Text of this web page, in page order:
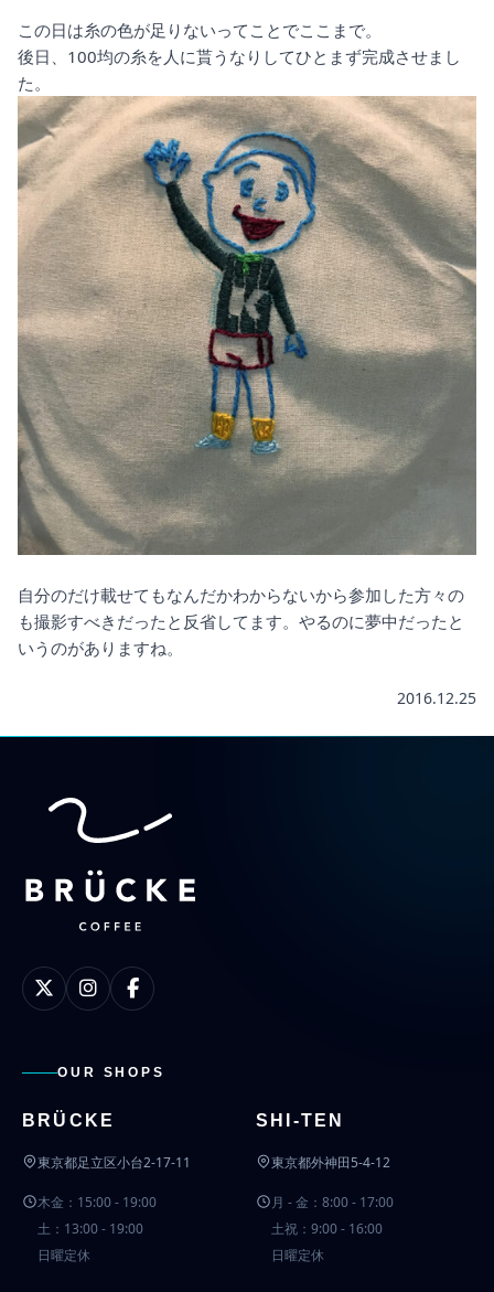
この日は糸の色が足りないってことでここまで。
後日、100均の糸を人に貰うなりしてひとまず完成させまし
た。
自分のだけ載せてもなんだかわからないから参加した方々の
も撮影すべきだったと反省してます。やるのに夢中だったと
いうのがありますね。
2016.12.25
OUR SHOPS
BRÜCKE
東京都足立区小台2-17-11
木金：15:00 - 19:00
土：13:00 - 19:00
日曜定休
SHI-TEN
東京都外神田5-4-12
月 - 金：8:00 - 17:00
土祝：9:00 - 16:00
日曜定休